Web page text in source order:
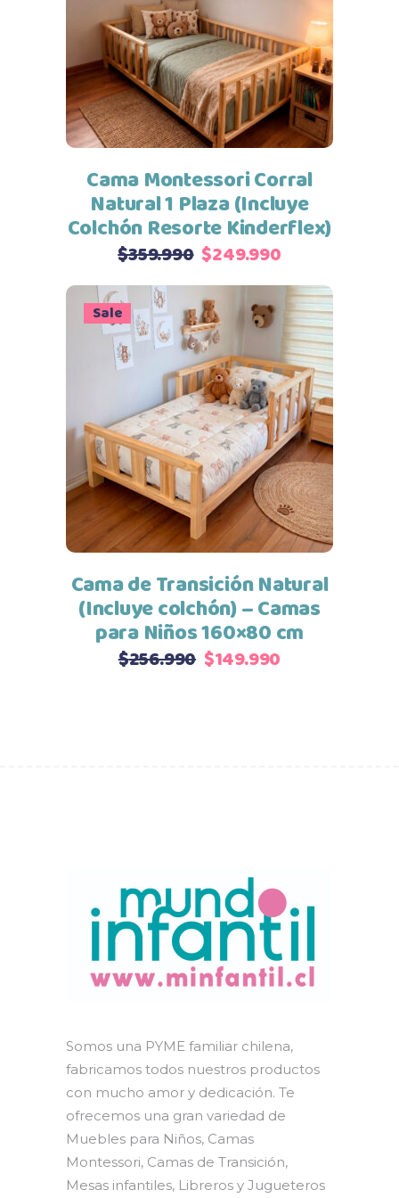
Seleccionar opciones
Cama Montessori Corral
Natural 1 Plaza (Incluye
Colchón Resorte Kinderflex)
$359.990 El
original
era:
$359.990.
$249.990El
actual
es:
$249.990.
Sale
Añadir al carrito
Cama de Transición Natural
(Incluye colchón) – Camas
para Niños 160×80 cm
$256.990 El
$149.990
Somos una PYME familiar chilena,
fabricamos todos nuestros productos
con mucho amor y dedicación. Te
ofrecemos una gran variedad de
Muebles para Niños, Camas
Montessori, Camas de Transición,
Mesas infantiles, Libreros y Jugueteros